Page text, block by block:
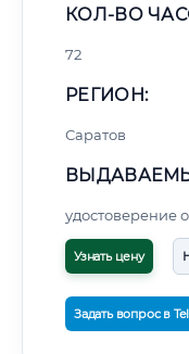
КОЛ-ВО
72
РЕГИОН:
Саратов
удостоверение
Узнать цену
Задать вопрос в